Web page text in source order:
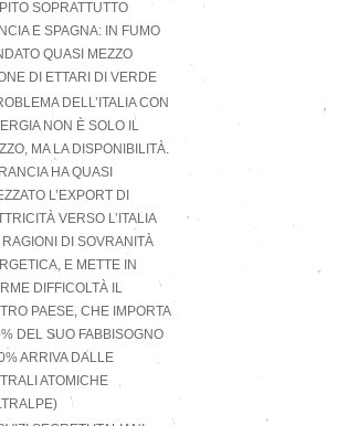
SOPRATTUTTO
E SPAGNA: IN FUMO
QUASI MEZZO
DI ETTARI DI VERDE
DELL’ITALIA CON
NON È SOLO IL
MA LA DISPONIBILITÀ.
HA QUASI
L’EXPORT DI
VERSO L’ITALIA
RAGIONI DI SOVRANITÀ
E METTE IN
DIFFICOLTÀ IL
PAESE, CHE IMPORTA
DEL SUO FABBISOGNO
ARRIVA DALLE
ATOMICHE